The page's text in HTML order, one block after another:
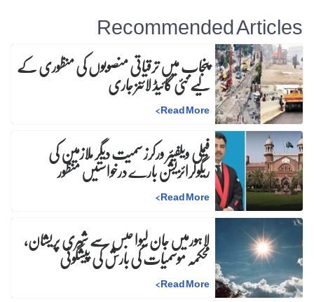
Recommended Articles
پنجاب میں ترقیاتی منصوبوں کی منظوری کے
لیے نئی گائیڈ لائنز جاری
Read More
>
فیملی ویلفیئر ورکرز سمیت دیگر ملازمین کی
ریگولرائزیشن بارے درخواستیں منظور
Read More
>
لاہورمیں جان لیوا حبس سے شہری پریشان،
محکمہ موسمیات کی بارش کی پیشگوئی
Read More
>